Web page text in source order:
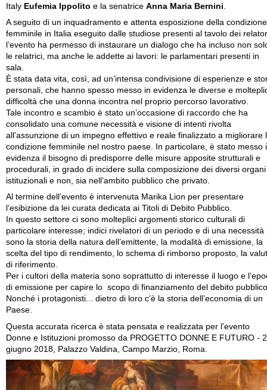
Italy Eufemia Ippolito e la senatrice Anna Maria Bernini
A seguito di un inquadramento e attenta esposizione della condizione
femminile in Italia eseguito dalle studiose presenti al tavolo dei
l’evento ha permesso di instaurare un dialogo che ha incluso non
le relatrici, ma anche le addette ai lavori: le parlamentari presenti in
sala.
È stata data vita, così, ad un’intensa condivisione di esperienze e
personali, che hanno spesso messo in evidenza le diverse e
difficoltà che una donna incontra nel proprio percorso lavorativo.
Tale incontro e scambio è stato un’occasione di raccordo che ha
consolidato una comune necessità e visione di intenti rivolta
all’assunzione di un impegno effettivo e reale finalizzato a migliorare
condizione femminile nel nostro paese. In particolare, è stato messo
evidenza il bisogno di predisporre delle misure apposite strutturali e
procedurali, in grado di incidere sulla composizione dei diversi organi
istituzionali e non, sia nell’ambito pubblico che privato.
Al termine dell’evento è intervenuta Marika Lion per presentare
l’esibizione da lei curata dedicata ai Titoli di Debito Pubblico.
In questo settore ci sono molteplici argomenti storico culturali di
particolare interesse; indici rivelatori di un periodo e di una necessità
sono la storia della natura dell’emittente, la modalità di emissione, la
scelta del tipo di rendimento, lo schema di rimborso proposto, la
di riferimento.
Per i cultori della materia sono soprattutto di interesse il luogo e
di emissione per capire lo scopo di finanziamento del debito
Nonché i protagonisti... dietro di loro c’è la storia dell’economia di un
Paese.
Questa accurata ricerca è stata pensata e realizzata per l’evento
Donne e Istituzioni promosso da PROGETTO DONNE E FUTURO -
giugno 2018, Palazzo Valdina, Campo Marzio, Roma.